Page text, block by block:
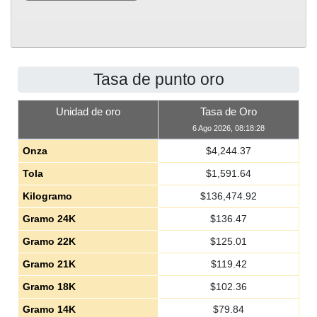
Tasa de punto oro
Unidad de oro Tasa de Oro
6 Ago 2026, 08:18:28
Onza $4,244.37
Tola
$1,591.64
Kilogramo
$136,474.92
Gramo 24K
$136.47
Gramo 22K
$125.01
Gramo 21K
$119.42
Gramo 18K
$102.36
Gramo 14K
$79.84